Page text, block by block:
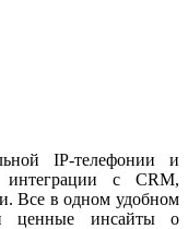
IP-телефонии и
интеграции с CRM,
Все в одном удобном
ценные инсайты о